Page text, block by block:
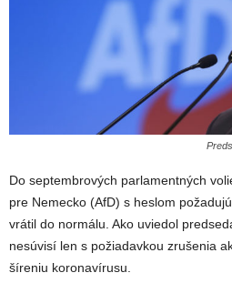
Do septembrových parlamentných
pre Nemecko (AfD) s heslom
vrátil do normálu. Ako uviedol
nesúvisí len s požiadavkou zrušenia
šíreniu koronavírusu.